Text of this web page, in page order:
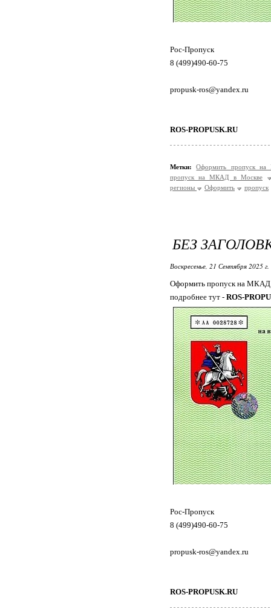
Рос-Пропуск
8 (499)490-60-75
propusk-ros@yandex.ru
ROS-PROPUSK.RU
Метки:
Оформить пропуск
пропуск на МКАД в Москве
регионы
Оформить пропуск
БЕЗ
Воскресенье, 21 Сентября 2025
Оформить пропуск на МКАД
подробнее тут - ROS-
Рос-Пропуск
8 (499)490-60-75
propusk-ros@yandex.ru
ROS-PROPUSK.RU